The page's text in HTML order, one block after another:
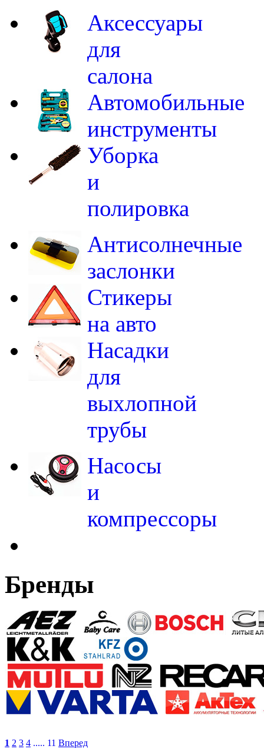
Аксессуары
для
салона
Автомобильные
инструменты
Уборка
и
полировка
Антисолнечные
заслонки
Стикеры
на авто
Насадки
для
выхлопной
трубы
Насосы
и
компрессоры
Бренды
1 2 3 4 ..... 11 Вперед